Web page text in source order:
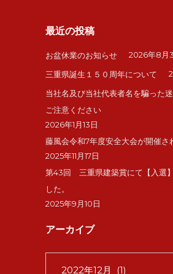
最近の投稿
お盆休業のお知らせ
2026年8月
三重県誕生１５０周年について
当社名及び当社代表者名を騙った
ご注意ください
2026年1月13日
藤風会令和7年度安全大会が開催さ
2025年11月17日
第43回 三重県建築賞にて【入選
した。
2025年9月10日
アーカイブ
ア